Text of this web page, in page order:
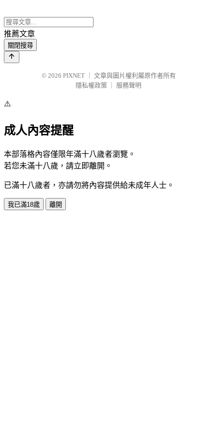
推薦文章
關閉搜尋
© 2026 PIXNET
文章與圖片權利屬原作者所有
隱私權政策
服務聲明
⚠️
成人內容提醒
本部落格內容僅限年滿十八歲者瀏覽。
若您未滿十八歲，請立即離開。
已滿十八歲者，亦請勿將內容提供給未成年人士。
我已滿18歲 離開